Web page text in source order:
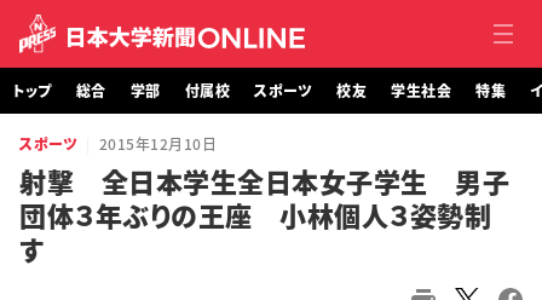
トップ
総合
トップ 総合 学部 付属校 スポーツ 校友 学生社会 特集
スポーツ 2015年12月10日
射撃 全日本学生全日本女子学生 男子
団体３年ぶりの王座 小林個人３姿勢制
す